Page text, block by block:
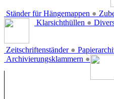
Ständer für Hängemappen ●
Klarsichthüllen ●
Zeitschriftenständer ●
Archivierungsklammern ●